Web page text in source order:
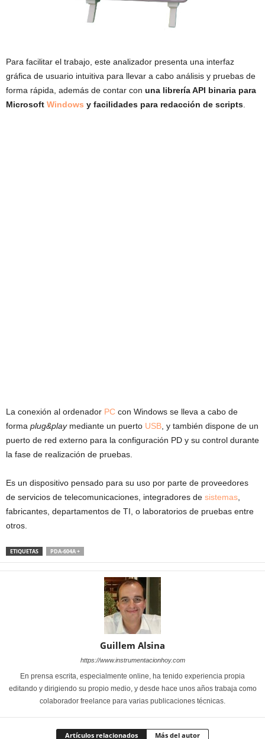
Para facilitar el trabajo, este analizador presenta una interfaz
gráfica de usuario intuitiva para llevar a cabo análisis y pruebas de
forma rápida, además de contar con una librería API binaria para
Microsoft Windows y facilidades para redacción de scripts
La conexión al ordenador PC con Windows se lleva a cabo de
forma plug&playmediante un puerto USB , y también dispone de un
puerto de red externo para la configuración PD y su control durante
la fase de realización de pruebas.
Es un dispositivo pensado para su uso por parte de proveedores
de servicios de telecomunicaciones, integradores de sistemas
fabricantes, departamentos de TI, o laboratorios de pruebas entre
otros.
ETIQUETAS PDA-604A +
Guillem Alsina
https://www.instrumentacionhoy.com
En prensa escrita, especialmente online, ha tenido experiencia propia
editando y dirigiendo su propio medio, y desde hace unos años trabaja como
colaborador freelance para varias publicaciones técnicas.
Artículos relacionados Más del autor